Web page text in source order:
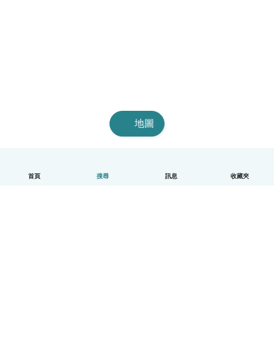
首頁 搜尋 訊息 收藏夾
地圖